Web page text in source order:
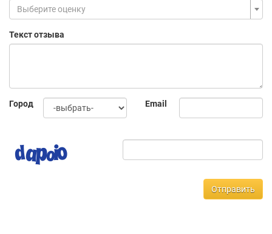
Выберите оценку
Текст отзыва
Город Email
Отправить